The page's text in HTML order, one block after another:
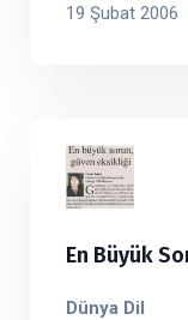
19 Şubat 2006
En Büyük
Dünya Dil